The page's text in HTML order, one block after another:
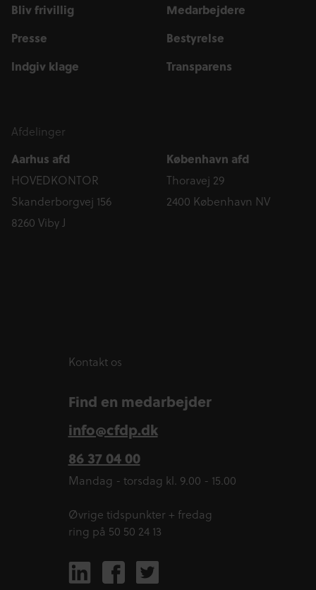
Bliv frivillig
Presse
Indgiv klage
Medarbejdere
Bestyrelse
Transparens
Afdelinger
Aarhus afd
HOVEDKONTOR
Skanderborgvej 156
8260 Viby J
København afd
Thoravej 29
2400 København NV
Kontakt os
Find en medarbejder
info@cfdp.dk
86 37 04 00
Mandag - torsdag kl. 9.00 - 15.00
Øvrige tidspunkter + fredag
ring på 50 50 24 13